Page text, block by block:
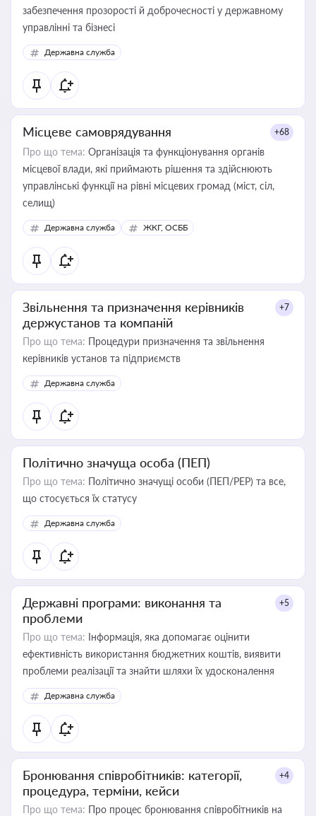
забезпечення прозорості й доброчесності у державному
управлінні та бізнесі
Державна служба
Місцеве самоврядування +68
Про що тема: Організація та функціонування органів
місцевої влади, які приймають рішення та здійснюють
управлінські функції на рівні місцевих громад (міст, сіл,
селищ)
Державна служба ЖКГ, ОСББ
Звільнення та призначення керівників
держустанов та компаній
+7
Про що тема: Процедури призначення та звільнення
керівників установ та підприємств
Державна служба
Політично значуща особа (ПЕП)
Про що тема: Політично значущі особи (ПЕП/PEP) та все,
що стосується їх статусу
Державна служба
Державні програми: виконання та
проблеми
+5
Про що тема: Інформація, яка допомагає оцінити
ефективність використання бюджетних коштів, виявити
проблеми реалізації та знайти шляхи їх удосконалення
Державна служба
Бронювання співробітників: категорії,
процедура, терміни, кейси
+4
Про що тема: Про процес бронювання співробітників на